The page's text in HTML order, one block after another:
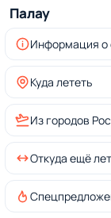
Палау
Информация о
Куда лететь
Из городов
Откуда ещё